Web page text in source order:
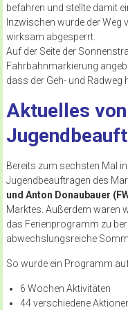
befahren und stellte damit
Inzwischen wurde der
wirksam abgesperrt.
Auf der Seite der
Fahrbahnmarkierung
dass der Geh- und Radweg
Aktuelles
Bereits zum sechsten Mal
Jugendbeauftragen des
und Anton Donaubauer
Marktes. Außerdem waren
das Ferienprogramm zu
abwechslungsreiche
So wurde ein Programm
6 Wochen Aktivitäten
44 verschiedene